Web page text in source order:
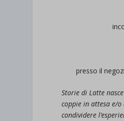
presso il
Storie di Latte
coppie in attesa e/o
condividere